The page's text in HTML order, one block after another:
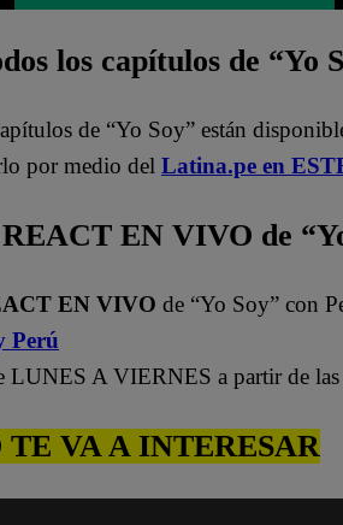
los capítulos de “Yo
de “Yo Soy” están
por medio del Latina.pe en
EN VIVO de
EN VIVO de “Yo Soy” con
Perú
LUNES A VIERNES a partir de
TE VA A INTERESAR